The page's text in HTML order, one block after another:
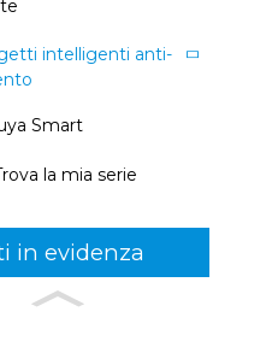
intelligenti anti-
Smart
la mia serie
in evidenza